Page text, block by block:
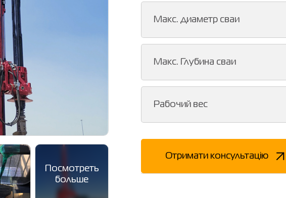
Посмотреть
больше
Макс. диаметр сваи
Макс. Глубина сваи
Рабочий вес
Отримати консультацію